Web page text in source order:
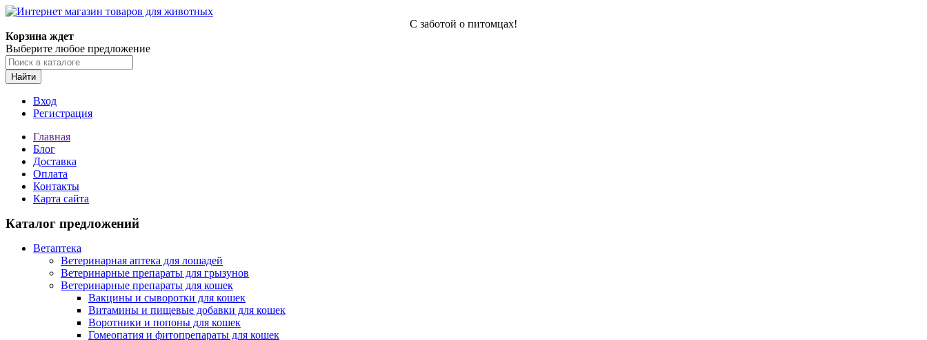
С заботой о питомцах!
Корзина ждет
Выберите любое предложение
Найти
Вход
Регистрация
Главная
Блог
Доставка
Оплата
Контакты
Карта сайта
Каталог предложений
Ветаптека
Ветеринарная аптека для лошадей
Ветеринарные препараты для грызунов
Ветеринарные препараты для кошек
Вакцины и сыворотки для кошек
Витамины и пищевые добавки для кошек
Воротники и попоны для кошек
Гомеопатия и фитопрепараты для кошек